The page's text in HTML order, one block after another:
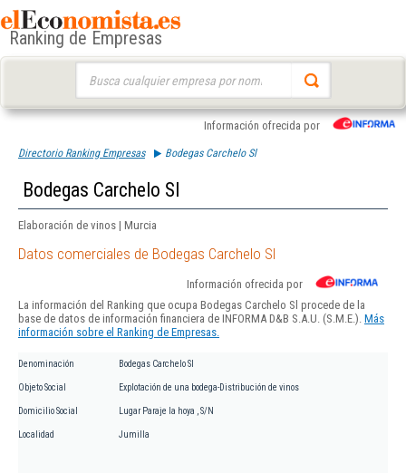
Ranking de Empresas
Información ofrecida por
Directorio Ranking Empresas Bodegas Carchelo Sl
Bodegas Carchelo Sl
Elaboración de vinos | Murcia
Datos comerciales de Bodegas Carchelo Sl
Información ofrecida por
La información del Ranking que ocupa Bodegas Carchelo Sl procede de la
base de datos de información financiera de INFORMA D&B S.A.U. (S.M.E.). Más
información sobre el Ranking de Empresas.
Denominación Bodegas Carchelo Sl
Objeto Social Explotación de una bodega-Distribución de vinos
Domicilio Social Lugar Paraje la hoya , S/N
Localidad Jumilla